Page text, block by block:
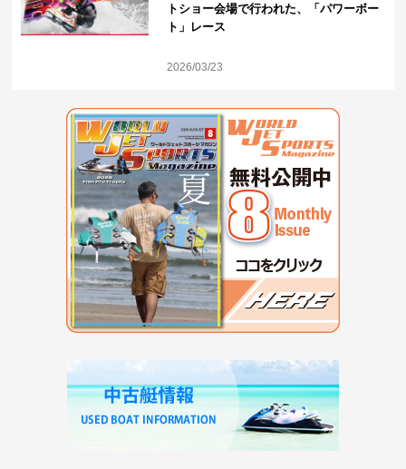
トショー会場で行われた、「パワーボー
ト」レース
2026/03/23